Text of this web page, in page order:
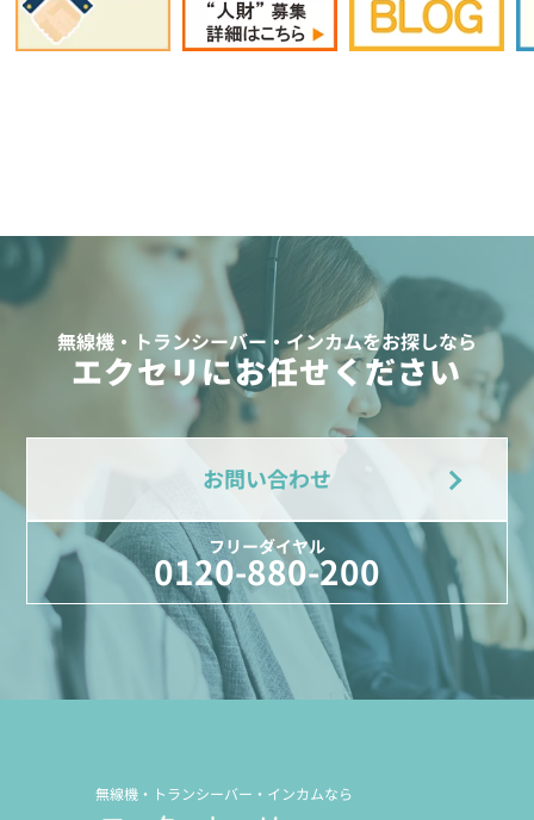
無線機・トランシーバー・インカムをお探しなら
エクセリにお任せください
お問い合わせ
フリーダイヤル
0120-880-200
無線機・トランシーバー・インカムなら